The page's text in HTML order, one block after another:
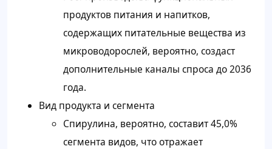
продуктов питания и напитков,
содержащих питательные вещества из
микроводорослей, вероятно, создаст
дополнительные каналы спроса до 2036
года.
Вид продукта и сегмента
Спирулина, вероятно, составит 45,0%
сегмента видов, что отражает